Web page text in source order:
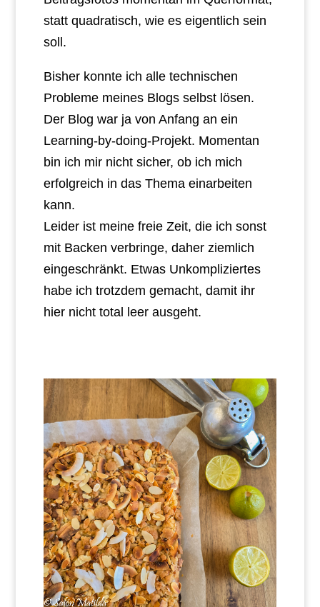
statt quadratisch, wie es eigentlich sein
soll.
Bisher konnte ich alle technischen
Probleme meines Blogs selbst lösen.
Der Blog war ja von Anfang an ein
Learning-by-doing-Projekt. Momentan
bin ich mir nicht sicher, ob ich mich
erfolgreich in das Thema einarbeiten
kann.
Leider ist meine freie Zeit, die ich sonst
mit Backen verbringe, daher ziemlich
eingeschränkt. Etwas Unkompliziertes
habe ich trotzdem gemacht, damit ihr
hier nicht total leer ausgeht.